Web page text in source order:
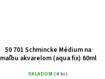
50 701 Schmincke Médium na
maľbu akvarelom (aqua fix) 60ml
SKLADOM (4 ks)